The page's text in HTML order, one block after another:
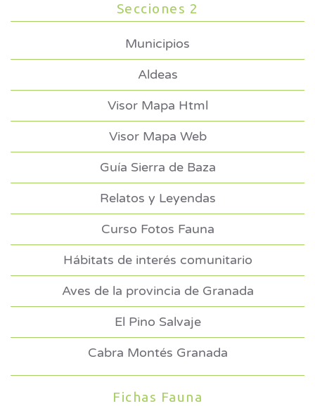
Secciones 2
Municipios
Aldeas
Visor Mapa Html
Visor Mapa Web
Guía Sierra de Baza
Relatos y Leyendas
Curso Fotos Fauna
Hábitats de interés comunitario
Aves de la provincia de Granada
El Pino Salvaje
Cabra Montés Granada
Fichas Fauna